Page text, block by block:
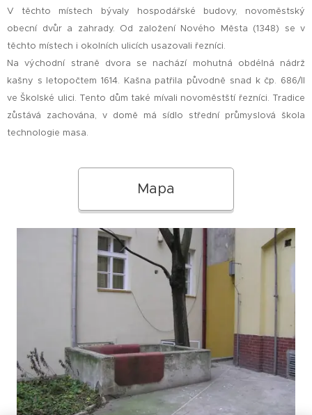
V těchto místech bývaly hospodářské budovy, novoměstský
obecní dvůr a zahrady. Od založení Nového Města (1348) se v
těchto místech i okolních ulicích usazovali řezníci.
Na východní straně dvora se nachází mohutná obdélná nádrž
kašny s letopočtem 1614. Kašna patřila původně snad k čp. 686/II
ve Školské ulici. Tento dům také mívali novoměstští řezníci. Tradice
zůstává zachována, v domě má sídlo střední průmyslová škola
technologie masa.
Mapa